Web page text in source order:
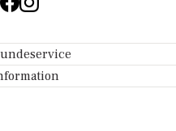
- Hjælpecenter
Tøjeksperten